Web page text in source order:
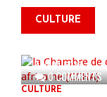
CULTURE
0 COMMENTS
AUG 05, 2026
CULTURE